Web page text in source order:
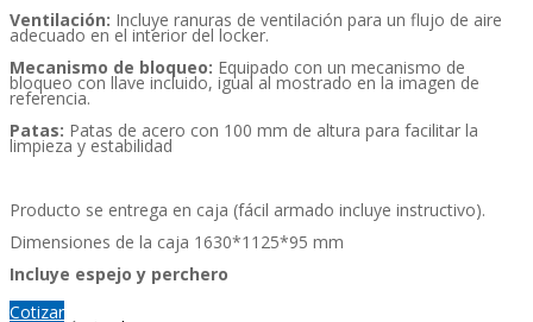
Ventilación: Incluye ranuras de ventilación para un flujo de aire
adecuado en el interior del locker.
Mecanismo de bloqueo: Equipado con un mecanismo de
bloqueo con llave incluido, igual al mostrado en la imagen de
referencia.
Patas: Patas de acero con 100 mm de altura para facilitar la
limpieza y estabilidad
Producto se entrega en caja (fácil armado incluye instructivo).
Dimensiones de la caja 1630*1125*95 mm
Incluye espejo y perchero
Cotizar